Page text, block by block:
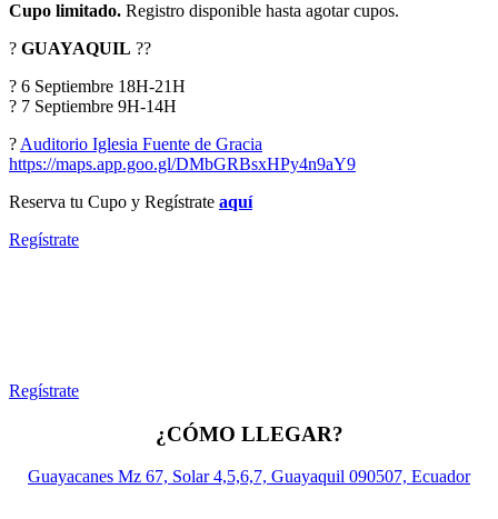
Cupo limitado. Registro disponible hasta agotar cupos.
? GUAYAQUIL ??
? 6 Septiembre 18H-21H
? 7 Septiembre 9H-14H
? Auditorio Iglesia Fuente de Gracia
https://maps.app.goo.gl/DMbGRBsxHPy4n9aY9
Reserva tu Cupo y Regístrate aquí
Regístrate
Regístrate
¿CÓMO LLEGAR?
Guayacanes Mz 67, Solar 4,5,6,7, Guayaquil 090507, Ecuador